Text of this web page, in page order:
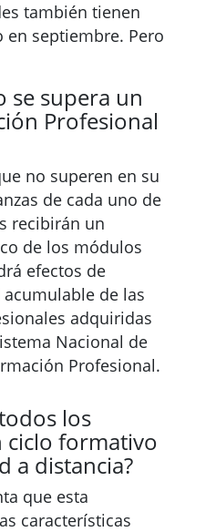
también tienen
septiembre. Pero
se supera un
Profesional
no superen en su
de cada uno de
recibirán un
de los módulos
efectos de
de las
adquiridas
Nacional de
Profesional.
los
ciclo formativo
a distancia?
que esta
características